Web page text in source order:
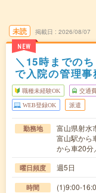
未読
NEW
掲載日 2026/08/07
＼15時までの
で入院の管理事
職種未経験OK 交通
WEB登録OK 派遣
勤務地
富山県射水
富山駅から
から車20分
曜日頻度 週5日
時間 (1)9:00-